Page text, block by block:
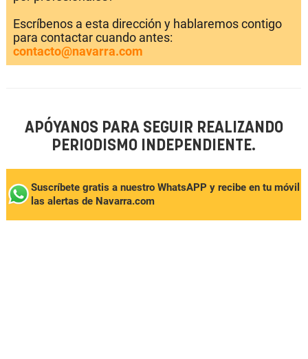
Escríbenos a esta dirección y hablaremos contigo
para contactar cuando antes:
contacto@navarra.com
APÓYANOS PARA SEGUIR REALIZANDO
PERIODISMO INDEPENDIENTE.
Suscríbete gratis a nuestro WhatsAPP y recibe en tu móvil
las alertas de Navarra.com